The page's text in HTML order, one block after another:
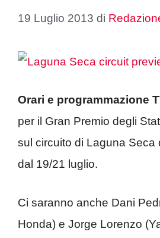
19 Luglio 2013 di
Orari e programmazione
per il Gran Premio degli
sul circuito di Laguna Seca
dal 19/21 luglio.
Ci saranno anche Dani
Honda) e Jorge Lorenzo